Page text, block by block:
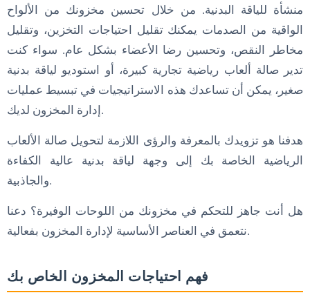
هل تريد معرفة المزيد عن حلول اللوحات الواقية من الصدمات؟
الأسئلة المتداولة حول تحسين مخزون اللوحات الوفيرة
1. كم مرة ينبغي إجراء عمليات تدقيق المخزون؟
بفعالية؟
4. ما هو الدور الذي يلعبه التخزين في إدارة المخزون؟
الخاتمة
منشأة للياقة البدنية. من خلال تحسين مخزونك من الألواح
الواقية من الصدمات يمكنك تقليل احتياجات التخزين، وتقليل
مخاطر النقص، وتحسين رضا الأعضاء بشكل عام. سواء كنت
تدير صالة ألعاب رياضية تجارية كبيرة، أو استوديو لياقة بدنية
صغير، يمكن أن تساعدك هذه الاستراتيجيات في تبسيط عمليات
إدارة المخزون لديك.
هدفنا هو تزويدك بالمعرفة والرؤى اللازمة لتحويل صالة الألعاب
الرياضية الخاصة بك إلى وجهة لياقة بدنية عالية الكفاءة
والجاذبية.
هل أنت جاهز للتحكم في مخزونك من اللوحات الوفيرة؟ دعنا
نتعمق في العناصر الأساسية لإدارة المخزون بفعالية.
فهم احتياجات المخزون الخاص بك